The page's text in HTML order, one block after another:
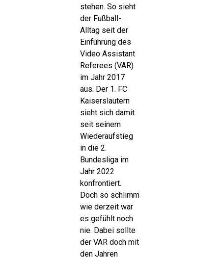
stehen. So sieht
der Fußball-
Alltag seit der
Einführung des
Video Assistant
Referees (VAR)
im Jahr 2017
aus. Der 1. FC
Kaiserslautern
sieht sich damit
seit seinem
Wiederaufstieg
in die 2.
Bundesliga im
Jahr 2022
konfrontiert.
Doch so schlimm
wie derzeit war
es gefühlt noch
nie. Dabei sollte
der VAR doch mit
den Jahren